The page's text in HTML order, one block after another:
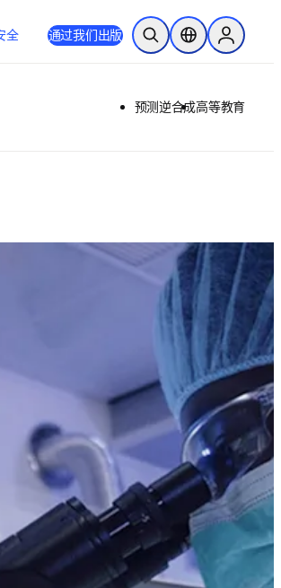
全 通过我们出版 开放搜索位置选择器Sign in to
预测逆合成高等教育